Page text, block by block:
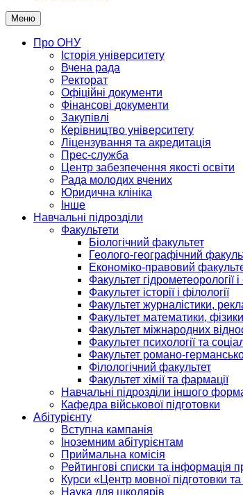
Меню
Про ОНУ
Історія університету
Вчена рада
Ректорат
Офіційні документи
Фінансові документи
Закупівлі
Керівництво університету
Ліцензування та акредитація
Прес-служба
Центр забезпечення якості освіти
Рада молодих вчених
Юридична клініка
Інше
Навчальні підрозділи
Факультети
Біологічний факультет
Геолого-географічний
Економіко-правовий
Факультет гідрометеорології і
Факультет історії і філології
Факультет журналістики,
Факультет математики,
Факультет міжнародних
Факультет психології та
Факультет романо-
Філологічний факультет
Факультет хімії та фармації
Навчальні підрозділи іншого
Кафедра військової підготовки
Абітурієнту
Вступна кампанія
Іноземним абітурієнтам
Приймальна комісія
Рейтингові списки та інформація
Курси «Центр мовної підготовки та
Наука для школярів